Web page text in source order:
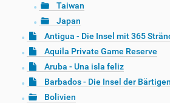
Taiwan
Japan
Antigua - Die Insel mit 365
Aquila Private Game Reserve
Aruba - Una isla feliz
Barbados - Die Insel der Bärtigen
Bolivien